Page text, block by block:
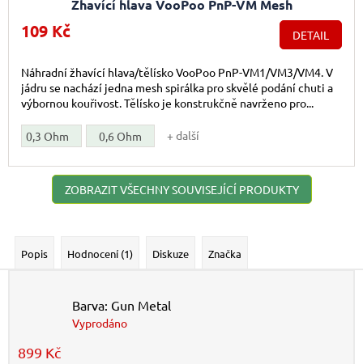
Žhavící hlava VooPoo PnP-VM Mesh
109 Kč DETAIL
Náhradní žhavící hlava/tělísko VooPoo PnP-VM1/VM3/VM4. V
jádru se nachází jedna mesh spirálka pro skvělé podání chuti a
výbornou kouřivost. Tělísko je konstrukčně navrženo pro...
0,3 Ohm 0,6 Ohm + další
ZOBRAZIT VŠECHNY SOUVISEJÍCÍ PRODUKTY
Popis Hodnocení (1) Diskuze Značka
Barva: Gun Metal
Vyprodáno
899 Kč